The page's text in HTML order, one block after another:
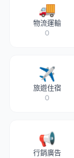
🚚
物流運輸
0
✈️
旅遊住宿
0
📢
行銷廣告